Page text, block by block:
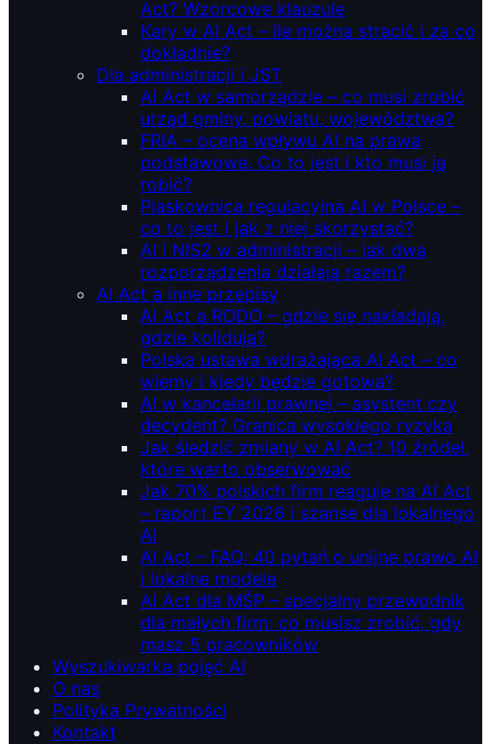
Act? Wzorcowe klauzule
Kary w AI Act – ile można stracić i za co
dokładnie?
Dla administracji i JST
AI Act w samorządzie – co musi zrobić
urząd gminy, powiatu, województwa?
FRIA – ocena wpływu AI na prawa
podstawowe. Co to jest i kto musi ją
robić?
Piaskownica regulacyjna AI w Polsce –
co to jest i jak z niej skorzystać?
AI i NIS2 w administracji – jak dwa
rozporządzenia działają razem?
AI Act a inne przepisy
AI Act a RODO – gdzie się nakładają,
gdzie kolidują?
Polska ustawa wdrażająca AI Act – co
wiemy i kiedy będzie gotowa?
AI w kancelarii prawnej – asystent czy
decydent? Granica wysokiego ryzyka
Jak śledzić zmiany w AI Act? 10 źródeł,
które warto obserwować
Jak 70% polskich firm reaguje na AI Act
– raport EY 2026 i szanse dla lokalnego
AI
AI Act – FAQ: 40 pytań o unijne prawo AI
i lokalne modele
AI Act dla MŚP – specjalny przewodnik
dla małych firm: co musisz zrobić, gdy
masz 5 pracowników
Wyszukiwarka pojęć AI
O nas
Polityka Prywatności
Kontakt